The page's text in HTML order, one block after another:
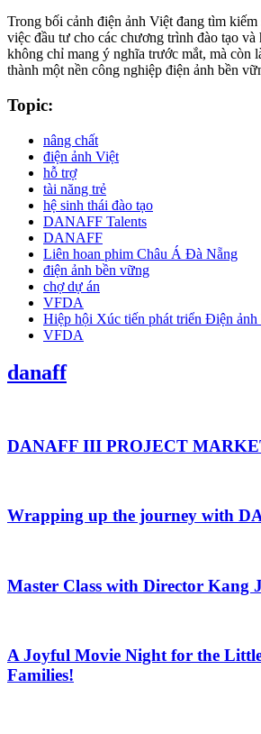
Trong bối cảnh điện ảnh Việt đang tìm kiếm
việc đầu tư cho các chương trình đào tạo và
không chỉ mang ý nghĩa trước mắt, mà còn
thành một nền công nghiệp điện ảnh bền
Topic:
nâng chất
điện ảnh Việt
hỗ trợ
tài năng trẻ
hệ sinh thái đào tạo
DANAFF Talents
DANAFF
Liên hoan phim Châu Á Đà Nẵng
điện ảnh bền vững
chợ dự án
VFDA
Hiệp hội Xúc tiến phát triển Điện
VFDA
danaff
DANAFF III PROJECT
Wrapping up the journey with
Master Class with Director Kang
A Joyful Movie Night for the
Families!